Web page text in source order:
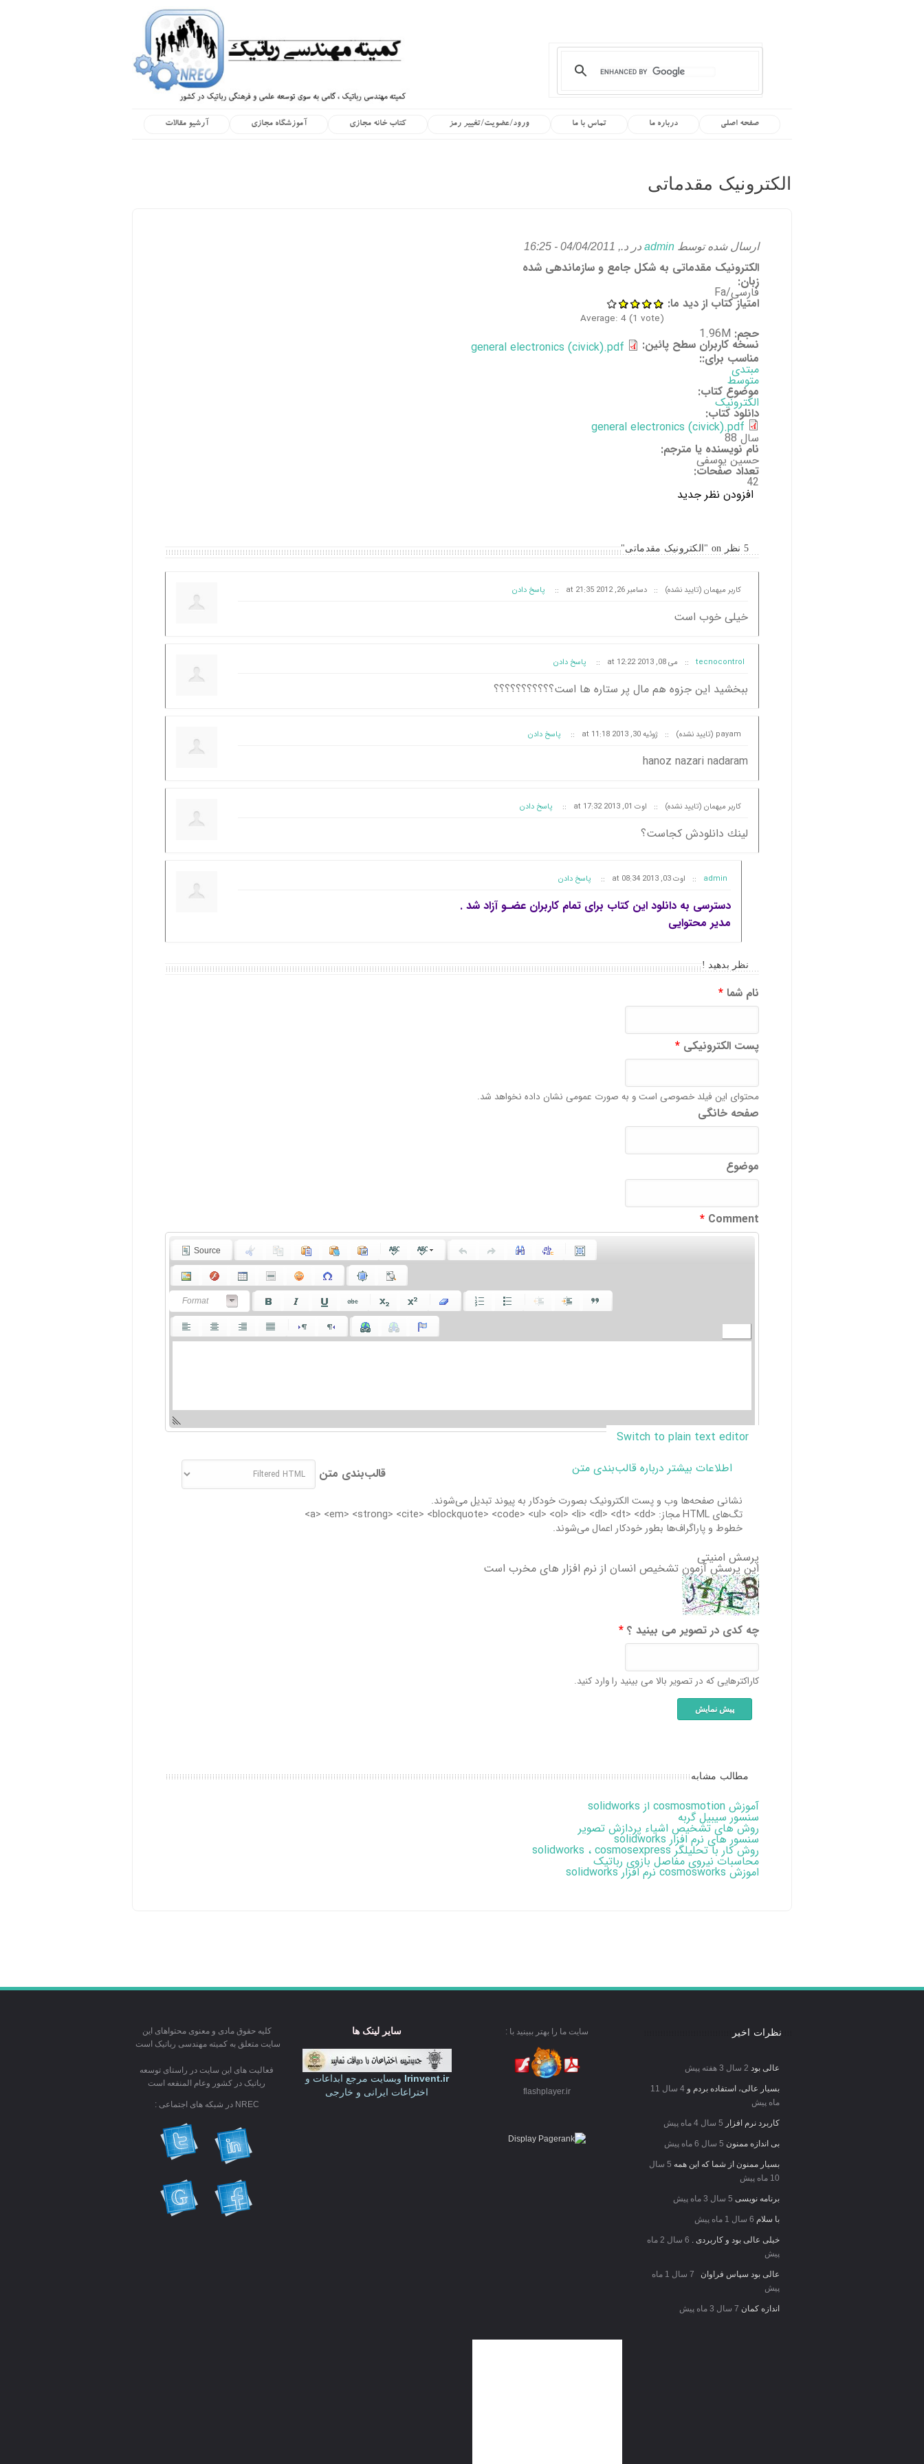
آرشیو مقالات آموزشگاه مجازی کتاب خانه مجازی ورود/عضویت/تغییر رمز تماس با ما درباره ما صفحه اصلی
الکترونیک مقدماتی
ارسال شده توسط admin در د., 04/04/2011 - 16:25
الکترونیک مقدماتی به شکل جامع و سازماندهی شده
زبان:
فارسی/Fa
امتیاز کتاب از دید ما:
Average: 4(1 vote)
حجم: 1.96M
نسخه کاربران سطح پائین: general electronics (civick).pdf
مناسب برای::
مبتدی
متوسط
موضوع کتاب:
الکترونیک
دانلود کتاب:
general electronics (civick).pdf
سال 88
نام نویسنده یا مترجم:
حسین یوسفی
تعداد صفحات:
42
افزودن نظر جدید
5 نظر on "الکترونیک مقدماتی"
کاربر میهمان (تایید نشده) :: دسامبر 26, 2012 at 21:35 :: پاسخ دادن
خیلی خوب است
tecnocontrol
:: می 08, 2013 at 12:22 :: پاسخ دادن
ببخشید این جزوه هم مال پر ستاره ها است؟؟؟؟؟؟؟؟؟؟؟
payam (تایید نشده) :: ژوئیه 30, 2013 at 11:18 :: پاسخ دادن
hanoz nazari nadaram
کاربر میهمان (تایید نشده) :: اوت 01, 2013 at 17:32 :: پاسخ دادن
لينك دانلودش كجاست؟
admin
:: اوت 03, 2013 at 08:34 :: پاسخ دادن
دسترسی به دانلود این کتاب برای تمام کاربران عضـو آزاد شد .
مدیر محتوایی
نظر بدهید !
نام شما *
پست الکترونیکی *
محتوای این فیلد خصوصی است و به صورت عمومی نشان داده نخواهد شد.
صفحه خانگی
موضوع
Comment
*
Source
Format
Switch to plain text editor
اطلاعات بیشتر درباره قالب‌بندی متن
قالب‌بندی متن
نشانی صفحه‌ها وب و پست الکترونیک بصورت خودکار به پیوند تبدیل می‌شوند.
تگ‌های HTML مجاز: <a> <em> <strong> <cite> <blockquote> <code> <ul> <ol> <li> <dl> <dt> <dd>
خطوط و پاراگراف‌ها بطور خودکار اعمال می‌شوند.
پرسش امنیتی
این پرسش آزمون تشخیص انسان از نرم افزار های مخرب است
چه کدی در تصویر می بینید ؟ *
کاراکترهایی که در تصویر بالا می بینید را وارد کنید.
مطالب مشابه
آموزش cosmosmotion از solidworks
سنسور سیبیل گربه
روش های تشخیص اشیاء پردازش تصویر
سنسور های نرم افزار solidworks
روش کار با تحلیلگر solidworks ، cosmosexpress
محاسبات نیروی مفاصل بازوی رباتیک
اموزش cosmosworks نرم افزار solidworks
کلیه حقوق مادی و معنوی محتواهای این
سایت متعلق به کمیته مهندسی رباتیک است
فعالیت های این سایت در راستای توسعه
رباتیک در کشور وعام المنفعه است
NREC در شبکه های اجتماعی :
سایر لینک ها
Irinvent.ir وبسایت مرجع ابداعات و
اختراعات ایرانی و خارجی
سایت ما را بهتر ببینید با :
flashplayer.ir
نظرات اخیر
عالی بود 2 سال 3 هفته پیش
بسیار عالی، استفاده بردم و
4 سال 11
ماه پیش
کاربرد نرم افزار 5 سال 4 ماه پیش
بی اندازه ممنون 5 سال 6 ماه پیش
بسیار ممنون از شما که این همه
5 سال
10 ماه پیش
برنامه نویسی 5 سال 3 ماه پیش
با سلام 6 سال 1 ماه پیش
خیلی عالی بود و کاربردی .
6 سال 2 ماه
پیش
عالی بود سپاس فراوان
7 سال 1 ماه
پیش
اندازه کمان 7 سال 3 ماه پیش